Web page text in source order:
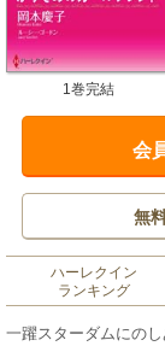
1巻完結
会
無
ハーレクイン
ランキング
一躍スターダムにの